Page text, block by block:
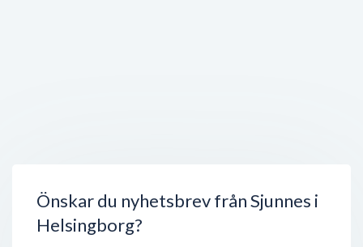
Önskar du nyhetsbrev från Sjunnes i
Helsingborg?